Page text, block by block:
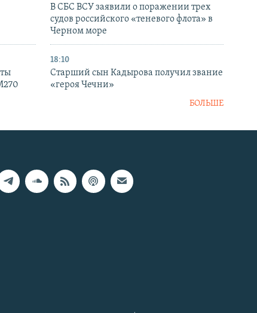
В СБС ВСУ заявили о поражении трех
судов российского «теневого флота» в
Черном море
18:10
Старший сын Кадырова получил звание
«героя Чечни»
БОЛЬШЕ